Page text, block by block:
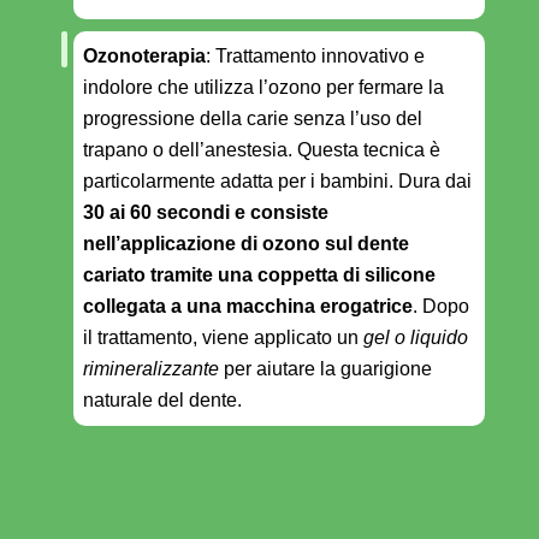
Ozonoterapia: Trattamento innovativo e
indolore che utilizza l’ozono per fermare la
progressione della carie senza l’uso del
trapano o dell’anestesia. Questa tecnica è
particolarmente adatta per i bambini. Dura dai
30 ai 60 secondi e consiste
nell’applicazione di ozono sul dente
cariato tramite una coppetta di silicone
collegata a una macchina erogatrice. Dopo
il trattamento, viene applicato un gel o liquido
rimineralizzanteper aiutare la guarigione
naturale del dente.